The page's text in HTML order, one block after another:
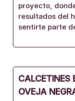
proyecto,
resultados del
sentirte parte
CALCETINES
OVEJA